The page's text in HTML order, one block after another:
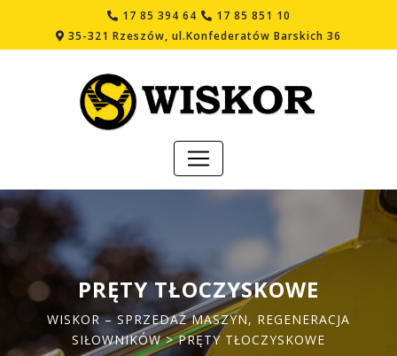
17 85 394 64
17 85 851 10
35-321 Rzeszów, ul.Konfederatów Barskich 36
PRĘTY TŁOCZYSKOWE
WISKOR – SPRZEDAŻ MASZYN, REGENERACJA
SIŁOWNIKÓW> PRĘTY TŁOCZYSKOWE